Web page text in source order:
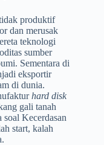
produktif
dan merusak
teknologi
sumber
Sementara di
eksportir
di dunia.
hard disk
gali tanah
soal Kecerdasan
start, kalah